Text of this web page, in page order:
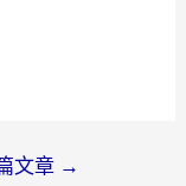
文章 →